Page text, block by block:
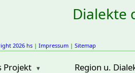
Dialekte
2026 hs | Impressum | Sitemap
Projekt Region u.